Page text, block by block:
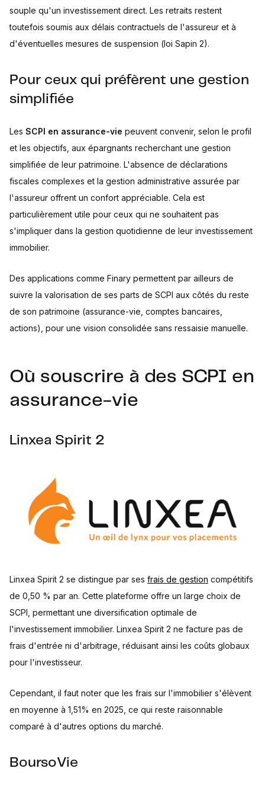
souple qu'un investissement direct. Les retraits restent
toutefois soumis aux délais contractuels de l'assureur et à
d'éventuelles mesures de suspension (loi Sapin 2).
Pour ceux qui préfèrent une gestion
simplifiée
Les SCPI en assurance-vie peuvent convenir, selon le profil
et les objectifs, aux épargnants recherchant une gestion
simplifiée de leur patrimoine. L'absence de déclarations
fiscales complexes et la gestion administrative assurée par
l'assureur offrent un confort appréciable. Cela est
particulièrement utile pour ceux qui ne souhaitent pas
s'impliquer dans la gestion quotidienne de leur investissement
immobilier.
Des applications comme Finary permettent par ailleurs de
suivre la valorisation de ses parts de SCPI aux côtés du reste
de son patrimoine (assurance-vie, comptes bancaires,
actions), pour une vision consolidée sans ressaisie manuelle.
Où souscrire à des SCPI en
assurance-vie
Linxea Spirit 2
Linxea Spirit 2 se distingue par ses frais de gestion compétitifs
de 0,50 % par an. Cette plateforme offre un large choix de
SCPI, permettant une diversification optimale de
l'investissement immobilier. Linxea Spirit 2 ne facture pas de
frais d'entrée ni d'arbitrage, réduisant ainsi les coûts globaux
pour l'investisseur.
Cependant, il faut noter que les frais sur l'immobilier s'élèvent
en moyenne à 1,51% en 2025, ce qui reste raisonnable
comparé à d'autres options du marché.
BoursoVie